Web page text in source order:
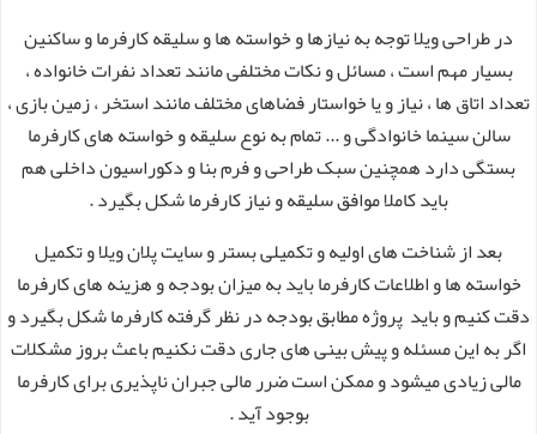
در طراحی ویلا توجه به نیازها و خواسته ها و سلیقه کارفرما و ساکنین
بسیار مهم است ، مسائل و نکات مختلفی مانند تعداد نفرات خانواده ،
تعداد اتاق ها ، نیاز و یا خواستار فضاهای مختلف مانند استخر ، زمین بازی ،
سالن سینما خانوادگی و ... تمام به نوع سلیقه و خواسته های کارفرما
بستگی دارد همچنین سبک طراحی و فرم بنا و دکوراسیون داخلی هم
باید کاملا موافق سلیقه و نیاز کارفرما شکل بگیرد .
بعد از شناخت های اولیه و تکمیلی بستر و سایت پلان ویلا و تکمیل
خواسته ها و اطلاعات کارفرما باید به میزان بودجه و هزینه های کارفرما
دقت کنیم و باید پروژه مطابق بودجه در نظر گرفته کارفرما شکل بگیرد و
اگر به این مسئله و پیش بینی های جاری دقت نکنیم باعث بروز مشکلات
مالی زیادی میشود و ممکن است ضرر مالی جبران ناپذیری برای کارفرما
بوجود آید .